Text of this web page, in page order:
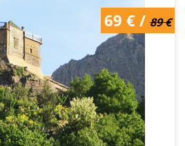
69 € / 89 €